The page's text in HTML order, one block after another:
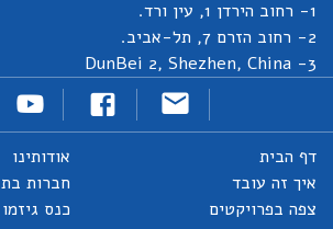
1- רחוב הירדן 1, עין ורד.
2- רחוב הזרם 7, תל-אביב.
3- DunBei 2, Shezhen, China
דף הבית
איך זה עובד
צפה בפרויקטים
אודותינו
חברות בת
כנס גיזמו